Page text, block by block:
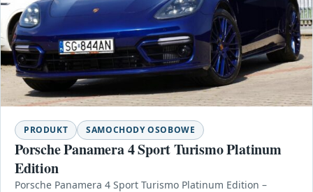
PRODUKT SAMOCHODY OSOBOWE
Porsche Panamera 4 Sport Turismo Platinum
Edition
Porsche Panamera 4 Sport Turismo Platinum Edition –